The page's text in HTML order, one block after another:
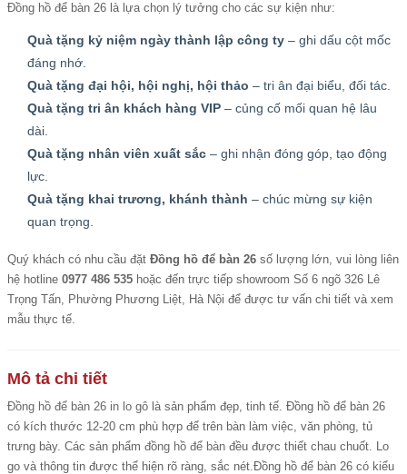
Đồng hồ để bàn 26 là lựa chọn lý tưởng cho các sự kiện như:
Quà tặng kỷ niệm ngày thành lập công ty – ghi dấu cột mốc
đáng nhớ.
Quà tặng đại hội, hội nghị, hội thảo – tri ân đại biểu, đối tác.
Quà tặng tri ân khách hàng VIP – củng cố mối quan hệ lâu
dài.
Quà tặng nhân viên xuất sắc – ghi nhận đóng góp, tạo động
lực.
Quà tặng khai trương, khánh thành – chúc mừng sự kiện
quan trọng.
Quý khách có nhu cầu đặt Đồng hồ để bàn 26 số lượng lớn, vui lòng liên
hệ hotline 0977 486 535 hoặc đến trực tiếp showroom Số 6 ngõ 326 Lê
Trọng Tấn, Phường Phương Liệt, Hà Nội để được tư vấn chi tiết và xem
mẫu thực tế.
Mô tả chi tiết
Đồng hồ để bàn 26 in lo gô là sản phẩm đẹp, tinh tế. Đồng hồ để bàn 26
có kích thước 12-20 cm phù hợp để trên bàn làm việc, văn phòng, tủ
trưng bày. Các sản phẩm đồng hồ để bàn đều được thiết chau chuốt. Lo
go và thông tin được thể hiện rõ ràng, sắc nét.Đồng hồ để bàn 26 có kiểu